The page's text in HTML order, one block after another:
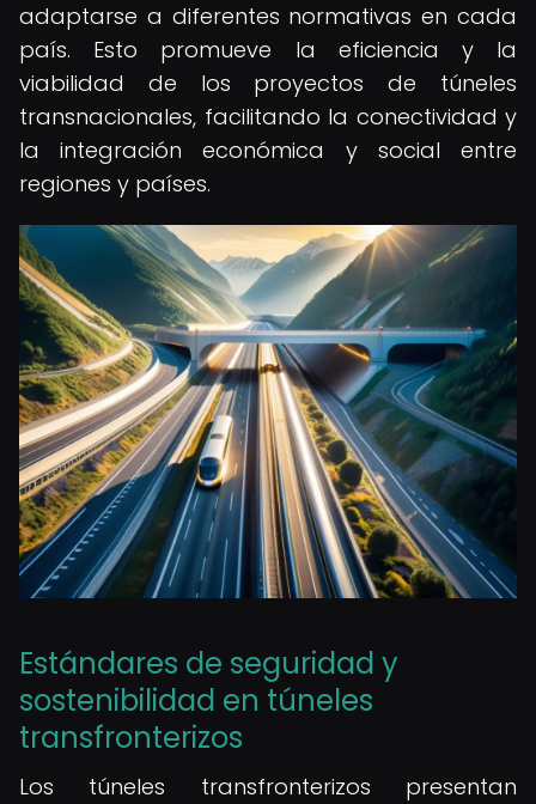
adaptarse a diferentes normativas en cada
país. Esto promueve la eficiencia y la
viabilidad de los proyectos de túneles
transnacionales, facilitando la conectividad y
la integración económica y social entre
regiones y países.
Estándares de seguridad y
sostenibilidad en túneles
transfronterizos
Los túneles transfronterizos presentan